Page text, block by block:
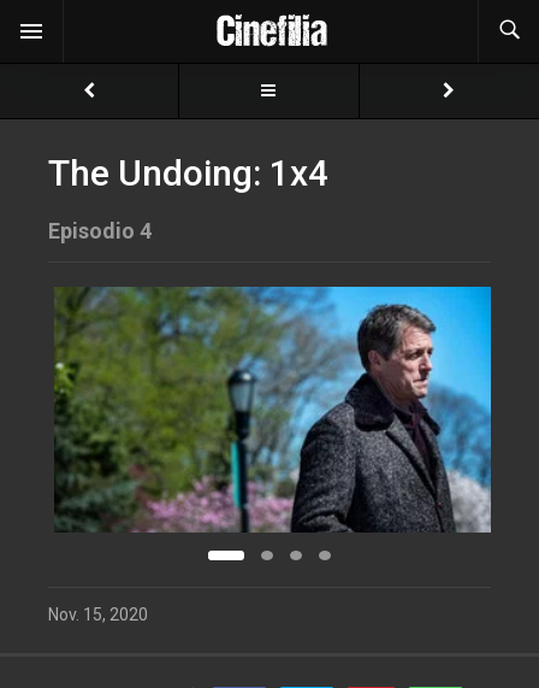
The Undoing: 1x4
Episodio 4
Nov. 15, 2020